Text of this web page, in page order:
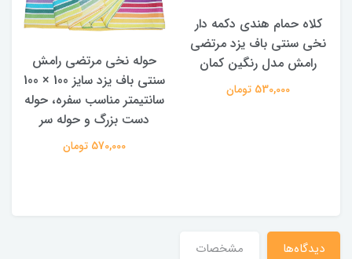
کلاه حمام هندی دکمه دار
نخی سنتی باف یزد مرتضی
رامش مدل رنگین کمان
530,000 تومان
حوله نخی مرتضی رامش
سنتی باف یزد سایز 100 × 100
سانتیمتر مناسب سفره، حوله
دست بزرگ و حوله سر
570,000 تومان
دیدگاه‌ها مشخصات